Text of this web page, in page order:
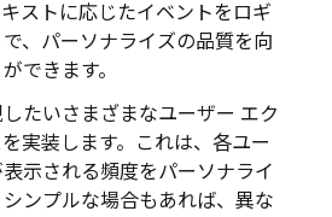
ストに応じたイベントをロギ
、パーソナライズの品質を向
できます。
たいさまざまなユーザー エク
実装します。これは、各ユー
示される頻度をパーソナライ
ンプルな場合もあれば、異な